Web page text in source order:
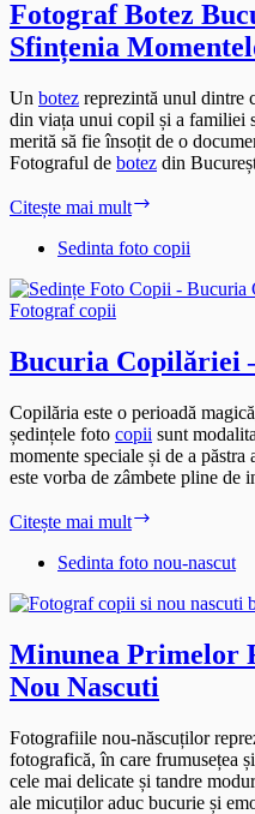
Fotograf Botez
Sfințenia
Un botez reprezintă unul dintre
din viața unui copil și a familiei
merită să fie însoțit de o
Fotograful de botez din
Citește mai mult
București
Îmbrățișând
Unice
Sedinta foto copii
Bucuria Copilăriei
Copilăria este o perioadă
ședințele foto copii sunt
momente speciale și de a
este vorba de zâmbete pline de
Citește mai mult
–
Foto
Sedinta foto nou-nascut
Minunea Primelor
Nou Nascuti
Fotografiile nou-născuților
fotografică, în care frumusețea
cele mai delicate și tandre
ale micuților aduc bucurie și